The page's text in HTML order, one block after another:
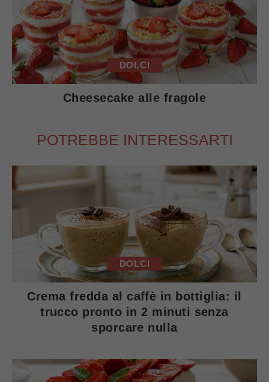
DOLCI
Cheesecake alle fragole
POTREBBE INTERESSARTI
DOLCI
Crema fredda al caffè in bottiglia: il
trucco pronto in 2 minuti senza
sporcare nulla